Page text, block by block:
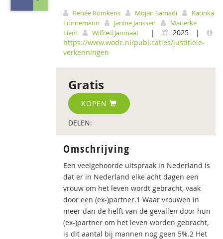
Renée Römkens Mojan Samadi
Katinka
Lünnemann
Janine Janssen
Marierke
Liem
Wilfred Janmaat | 2025
|
https://www.wodc.nl/publicaties/justitiele-
verkenningen
Gratis
KOPEN
DELEN:
Omschrijving
Een veelgehoorde uitspraak in Nederland is
dat er in Nederland elke acht dagen een
vrouw om het leven wordt gebracht, vaak
door een (ex-)partner.1 Waar vrouwen in
meer dan de helft van de gevallen door hun
(ex-)partner om het leven worden gebracht,
is dit aantal bij mannen nog geen 5%.2 Het